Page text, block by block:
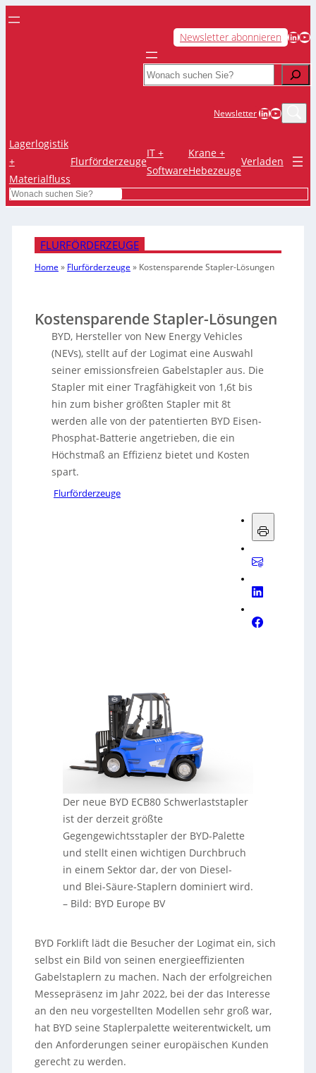
Newsletter abonnieren LinkedIn YouTube
Search
NewsletterLinkedIn
Lagerlogistik
+
Materialfluss
Flurförderzeuge
IT +
Software
Krane +
Hebezeuge
Verladen
Search
FLURFÖRDERZEUGE
Home » Flurförderzeuge » Kostensparende Stapler-Lösungen
Kostensparende Stapler-Lösungen
BYD, Hersteller von New Energy Vehicles
(NEVs), stellt auf der Logimat eine Auswahl
seiner emissionsfreien Gabelstapler aus. Die
Stapler mit einer Tragfähigkeit von 1,6t bis
hin zum bisher größten Stapler mit 8t
werden alle von der patentierten BYD Eisen-
Phosphat-Batterie angetrieben, die ein
Höchstmaß an Effizienz bietet und Kosten
spart.
Flurförderzeuge
Der neue BYD ECB80 Schwerlaststapler
ist der derzeit größte
Gegengewichtsstapler der BYD-Palette
und stellt einen wichtigen Durchbruch
in einem Sektor dar, der von Diesel-
und Blei-Säure-Staplern dominiert wird.
– Bild: BYD Europe BV
BYD Forklift lädt die Besucher der Logimat ein, sich
selbst ein Bild von seinen energieeffizienten
Gabelstaplern zu machen. Nach der erfolgreichen
Messepräsenz im Jahr 2022, bei der das Interesse
an den neu vorgestellten Modellen sehr groß war,
hat BYD seine Staplerpalette weiterentwickelt, um
den Anforderungen seiner europäischen Kunden
gerecht zu werden.